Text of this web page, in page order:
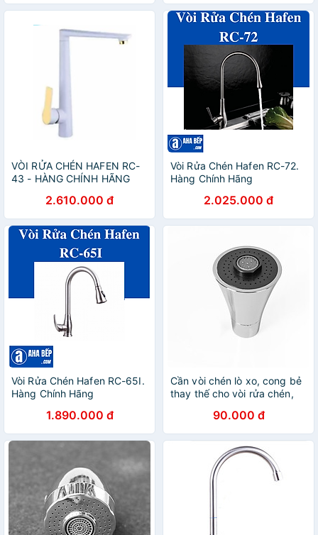
VÒI RỬA CHÉN HAFEN RC-
43 - HÀNG CHÍNH HÃNG
2.610.000 đ
Vòi Rửa Chén Hafen RC-72.
Hàng Chính Hãng
2.025.000 đ
Vòi Rửa Chén Hafen RC-65I.
Hàng Chính Hãng
1.890.000 đ
Cần vòi chén lò xo, cong bẻ
thay thế cho vòi rửa chén,
90.000 đ